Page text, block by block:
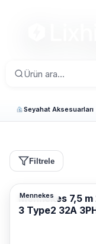
Seyahat Aksesuarları
Filtrele
Mennekes
Mennekes 7,5
3 Type2 32A